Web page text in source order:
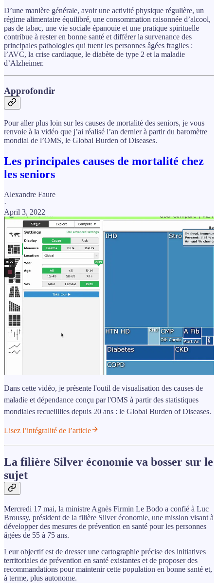
D’une manière générale, avoir une activité physique régulière, un
régime alimentaire équilibré, une consommation raisonnée d’alcool,
pas de tabac, une vie sociale épanouie et une pratique spirituelle
contribue à rester en bonne santé et différer la survenance des
principales pathologies qui tuent les personnes âgées fragiles :
l’AVC, la crise cardiaque, le diabète de type 2 et la maladie
d’Alzheimer.
Approfondir
Pour aller plus loin sur les causes de mortalité des seniors, je vous
renvoie à la vidéo que j’ai réalisé l’an dernier à partir du baromètre
mondial de l’OMS, le Global Burden of Diseases.
Les principales causes de mortalité chez
les seniors
Alexandre Faure
·
April 3, 2022
Dans cette vidéo, je présente l'outil de visualisation des causes de
maladie et dépendance conçu par l'OMS à partir des statistiques
mondiales recueilllies depuis 20 ans : le Global Burden of Diseases.
Lisez l’intégralité de l’article
La filière Silver économie va bosser sur le
sujet
Mercredi 17 mai, la ministre Agnès Firmin Le Bodo a confié à Luc
Broussy, président de la filière Silver économie, une mission visant à
développer des mesures de prévention en santé pour les personnes
âgées de 55 à 75 ans.
Leur objectif est de dresser une cartographie précise des initiatives
territoriales de prévention en santé existantes et de proposer des
recommandations pour maintenir cette population en bonne santé et,
à terme, plus autonome.